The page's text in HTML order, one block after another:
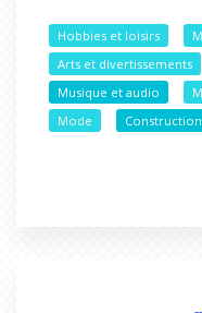
Hobbies et loisirs
Arts et divertissements
Musique et audio
Mode